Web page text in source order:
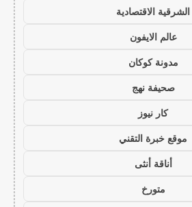
الشرقية الاقتصادية
عالم الايفون
مدونة كوكان
صحيفة نهج
كار نيوز
موقع خبرة التقني
أناقة أنثى
متورخ